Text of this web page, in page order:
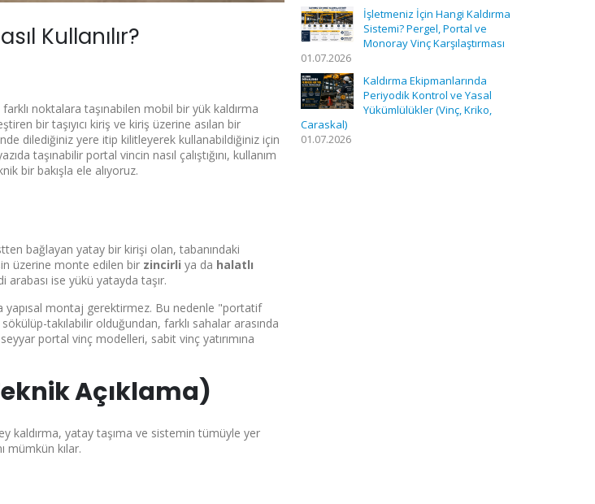
Kullanılır?
noktalara taşınabilen mobil bir yük kaldırma
bir taşıyıcı kiriş ve kiriş üzerine asılan bir
dilediğiniz yere itip kilitleyerek kullanabildiğiniz için
taşınabilir portal vincin nasıl çalıştığını, kullanım
bir bakışla ele alıyoruz.
bağlayan yatay bir kirişi olan, tabanındaki
üzerine monte edilen bir zincirli ya da halatlı
arabası ise yükü yatayda taşır.
yapısal montaj gerektirmez. Bu nedenle "portatif
takılabilir olduğundan, farklı sahalar arasında
seyyar portal vinç modelleri, sabit vinç yatırımına
Açıklama)
kaldırma, yatay taşıma ve sistemin tümüyle yer
mümkün kılar.
İşletmeniz İçin Hangi Kaldırma
Sistemi? Pergel, Portal ve
Monoray Vinç Karşılaştırması
01.07.2026
Kaldırma Ekipmanlarında
Periyodik Kontrol ve Yasal
Yükümlülükler (Vinç, Kriko,
Caraskal)
01.07.2026